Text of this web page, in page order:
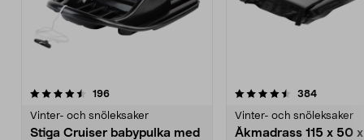
196recensioner
Vinter- och snöleksaker
Stiga Cruiser babypulka med
4.5 av 5 stjärnor 384
Vinter- och snöleksaker
Åkmadrass 115 x 50
4.0 av 5 stjärnor